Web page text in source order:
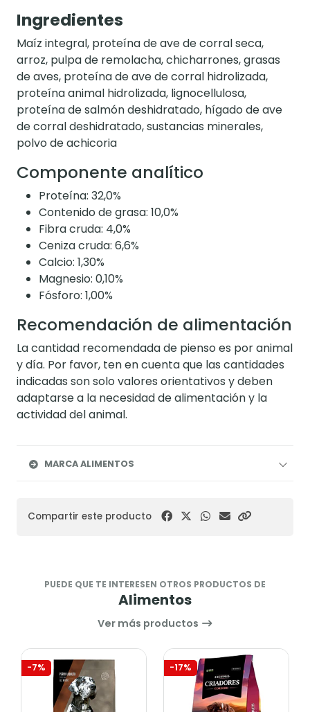
Ingredientes
Maíz integral, proteína de ave de corral seca,
arroz, pulpa de remolacha, chicharrones, grasas
de aves, proteína de ave de corral hidrolizada,
proteína animal hidrolizada, lignocellulosa,
proteína de salmón deshidratado, hígado de ave
de corral deshidratado, sustancias minerales,
polvo de achicoria
Componente analítico
Proteína: 32,0%
Contenido de grasa: 10,0%
Fibra cruda: 4,0%
Ceniza cruda: 6,6%
Calcio: 1,30%
Magnesio: 0,10%
Fósforo: 1,00%
Recomendación de alimentación
La cantidad recomendada de pienso es por animal
y día. Por favor, ten en cuenta que las cantidades
indicadas son solo valores orientativos y deben
adaptarse a la necesidad de alimentación y la
actividad del animal.
MARCA ALIMENTOS
Compartir este producto
PUEDE QUE TE INTERESEN OTROS PRODUCTOS DE
Alimentos
Ver más productos
-7% -17%